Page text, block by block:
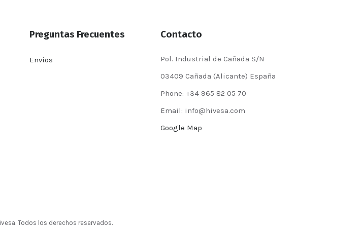
Preguntas Frecuentes
Envíos
Contacto
Pol. Industrial de Cañada S/N
03409 Cañada (Alicante) España
Phone: +34 965 82 05 70
Email: info@hivesa.com
Google Map
Todos los derechos reservados.